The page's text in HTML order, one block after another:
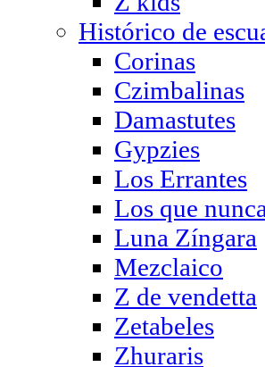
Histórico de
Corinas
Czimbalinas
Damastutes
Gypzies
Los Errantes
Los que nunca
Luna Zíngara
Mezclaico
Z de vendetta
Zetabeles
Zhuraris